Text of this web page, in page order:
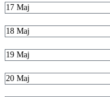
17 Maj
18 Maj
19 Maj
20 Maj